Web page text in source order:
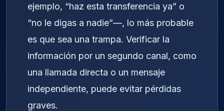
ejemplo, “haz esta transferencia ya” o
“no le digas a nadie”—, lo más probable
es que sea una trampa. Verificar la
información por un segundo canal, como
una llamada directa o un mensaje
independiente, puede evitar pérdidas
graves.